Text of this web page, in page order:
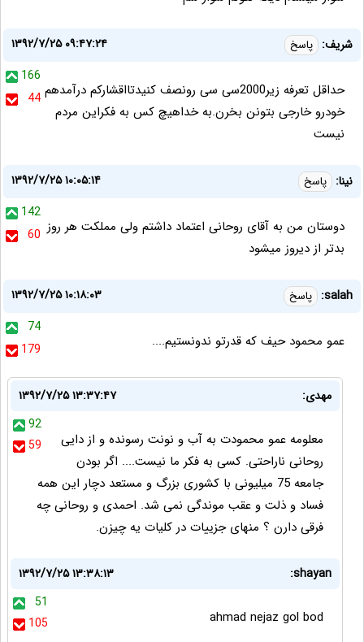
شریف: پاسخ
۱۳۹۲/۷/۲۵ ۰۹:۴۷:۲۴
166
44 حداقل تعرفه زیر2000سی سی رونصف کنیدتااقشارکم درآمدهم
خودرو خارجی بتونن بخرن.به خداهیچ کس به فکراین مردم
نیست
نینا: پاسخ
۱۳۹۲/۷/۲۵ ۱۰:۰۵:۱۴
142
60 دوستان من به آقای روحانی اعتماد داشتم ولی مملکت هر روز
بدتر از دیروز میشود
salah: پاسخ
۱۳۹۲/۷/۲۵ ۱۰:۱۸:۰۳
74
179
عمو محمود حیف که قدرتو ندونستیم....
مهدی:
۱۳۹۲/۷/۲۵ ۱۳:۳۷:۴۷
92
59
معلومه عمو محمودت به آب و نونت رسونده و از دایی
روحانی ناراحتی. کسی به فکر ما نیست.... اگر بودن
جامعه 75 میلیونی با کشوری بزرگ و مستعد دچار این همه
فساد و ذلت و عقب موندگی نمی شد. احمدی و روحانی چه
فرقی دارن ؟ منهای جزییات در کلیات یه چیزن.
shayan:
۱۳۹۲/۷/۲۵ ۱۳:۳۸:۱۳
51
105
ahmad nejaz gol bod